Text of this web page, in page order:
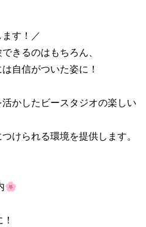
す！／
きるのはもちろん、
自信がついた姿に！
かしたビースタジオの楽しい
けられる環境を提供します。
🌸